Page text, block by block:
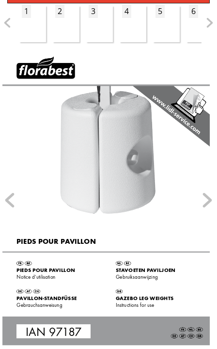
1
2 3 4 5 6
IAN 971 87
PIEDS POUR PAVILLON
PAVILLON-STANDFÜSSE
Gebrauchsanweisung
PIEDS POUR PAVILLON
Notice d’utilisation
GAZEBO LEG WEIGHTS
Instructions for use
STAVOETEN PAVILJOEN
Gebruiksaanwijzing